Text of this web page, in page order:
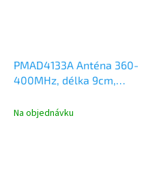
PMAD4133A Anténa 360-
400MHz, délka 9cm,
DP3441, DP4000, R2, R7
Na objednávku